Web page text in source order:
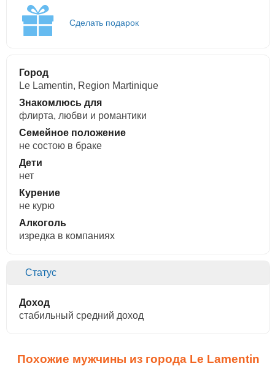
Сделать подарок
Город
Le Lamentin, Region Martinique
Знакомлюсь для
флирта, любви и романтики
Семейное положение
не состою в браке
Дети
нет
Курение
не курю
Алкоголь
изредка в компаниях
Статус
Доход
стабильный средний доход
Похожие мужчины из города Le Lamentin